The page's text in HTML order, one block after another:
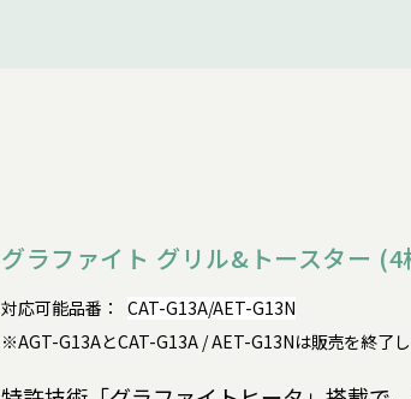
グラファイト グリル&トースター (4
対応可能品番：
CAT-G13A/AET-G13N
※AGT-G13AとCAT-G13A / AET-G13Nは販売を終了し